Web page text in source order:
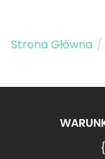
Strona Główna /